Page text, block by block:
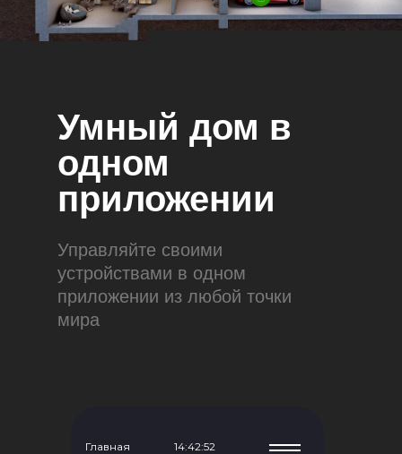
Главная 14:42:53
Управляйте своими
устройствами в одном
приложении из любой точки
мира
Умный дом в
одном
приложении